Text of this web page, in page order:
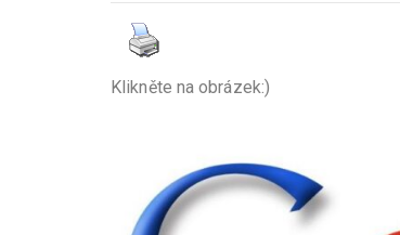
Klikněte na obrázek:)